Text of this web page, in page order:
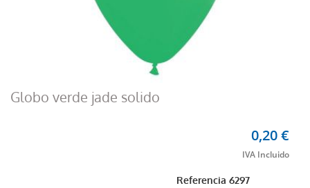
Globo verde jade solido
Referencia6297
0,20 €